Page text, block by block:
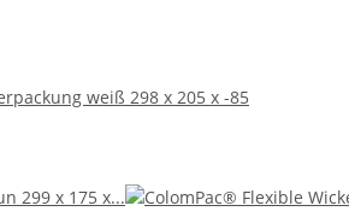
weiß 298 x 205 x -85